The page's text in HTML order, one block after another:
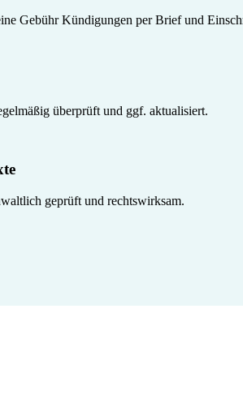
Gebühr Kündigungen per Brief und
überprüft und ggf. aktualisiert.
geprüft und rechtswirksam.